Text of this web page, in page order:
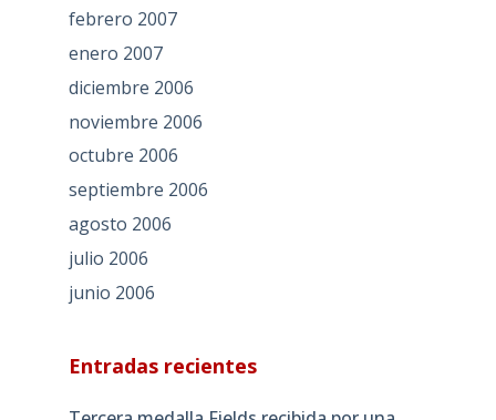
febrero 2007
enero 2007
diciembre 2006
noviembre 2006
octubre 2006
septiembre 2006
agosto 2006
julio 2006
junio 2006
Entradas recientes